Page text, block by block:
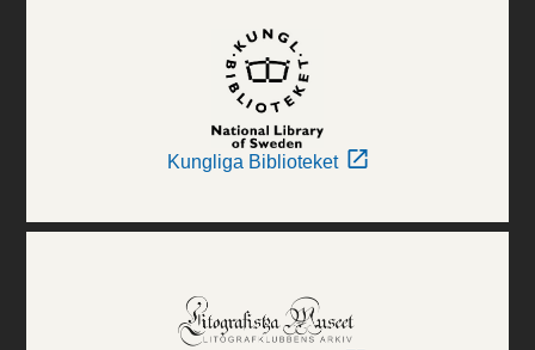
Kungliga Biblioteket